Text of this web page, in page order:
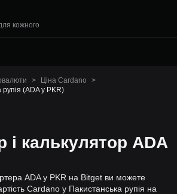
кожного
> Ціна Cardano
>
(ADA у PKR)
і калькулятор ADA
ADA у PKR на Bitget ви можете
Cardano у Пакистанська рупія на